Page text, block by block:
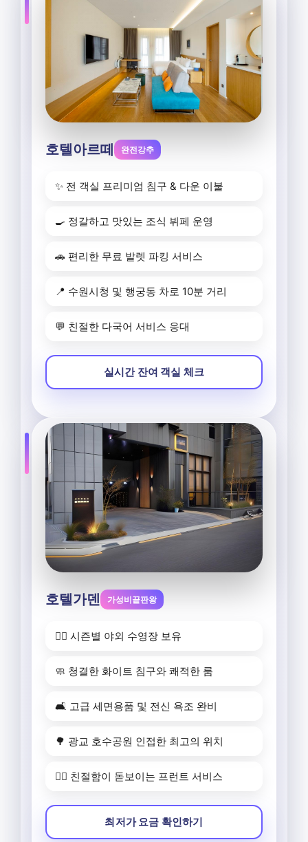
호텔아르떼 완전강추
✨ 전 객실 프리미엄 침구 & 다운 이불
🍳 정갈하고 맛있는 조식 뷔페 운영
🚗 편리한 무료 발렛 파킹 서비스
📍 수원시청 및 행궁동 차로 10분 거리
💬 친절한 다국어 서비스 응대
실시간 잔여 객실 체크
호텔가덴 가성비끝판왕
🏊‍♂️ 시즌별 야외 수영장 보유
🧼 청결한 화이트 침구와 쾌적한 룸
🛋️ 고급 세면용품 및 전신 욕조 완비
🌳 광교 호수공원 인접한 최고의 위치
💁‍♂️ 친절함이 돋보이는 프런트 서비스
최저가 요금 확인하기